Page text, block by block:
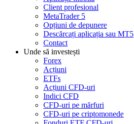
Client profesional
MetaTrader 5
Opțiuni de depunere
Descărcați aplicația sau MT5
Contact
Unde să investești
Forex
Acțiuni
ETFs
Acțiuni CFD-uri
Indici CFD
CFD-uri pe mărfuri
CFD-uri pe criptomonede